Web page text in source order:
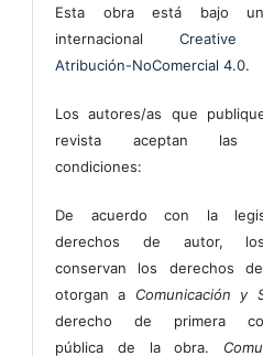
Esta obra está bajo
internacional Creative
Atribución-NoComercial 4.0.
Los autores/as que
revista aceptan las
condiciones:
De acuerdo con la
derechos de autor,
conservan los derechos
otorgan a Comunicación y
derecho de primera
pública de la obra.